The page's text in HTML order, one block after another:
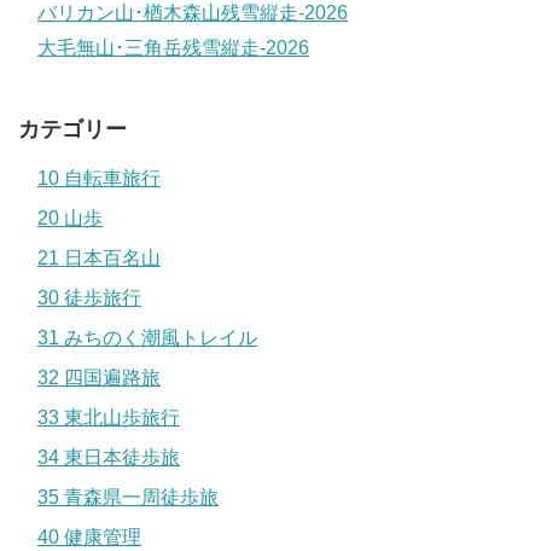
バリカン山･楢木森山残雪縦走-2026
大毛無山･三角岳残雪縦走-2026
カテゴリー
10 自転車旅行
20 山歩
21 日本百名山
30 徒歩旅行
31 みちのく潮風トレイル
32 四国遍路旅
33 東北山歩旅行
34 東日本徒歩旅
35 青森県一周徒歩旅
40 健康管理